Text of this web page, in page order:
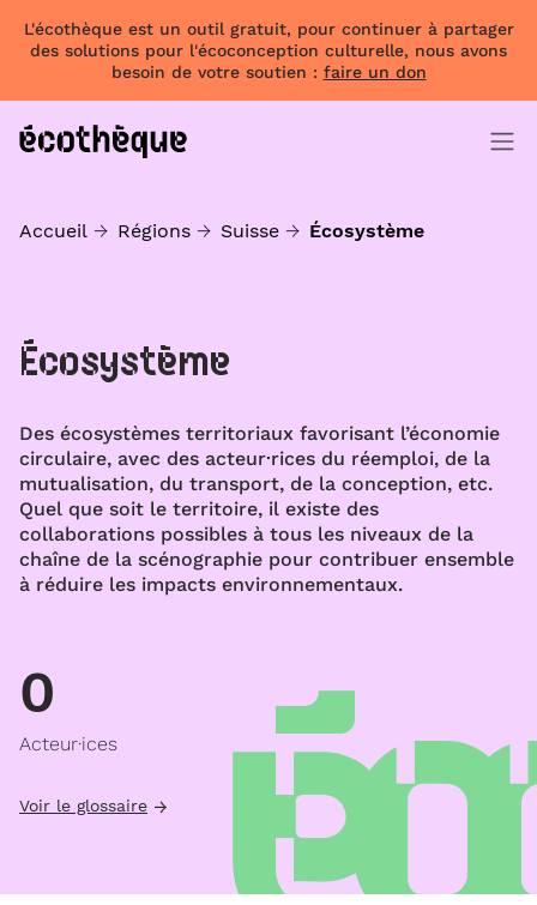
L'écothèque est un outil gratuit, pour continuer à partager
des solutions pour l'écoconception culturelle, nous avons
besoin de votre soutien : faire un don
Accueil Régions Suisse Écosystème
Écosystème
Des écosystèmes territoriaux favorisant l’économie
circulaire, avec des acteur·rices du réemploi, de la
mutualisation, du transport, de la conception, etc.
Quel que soit le territoire, il existe des
collaborations possibles à tous les niveaux de la
chaîne de la scénographie pour contribuer ensemble
à réduire les impacts environnementaux.
0
Acteur·ices
Voir le glossaire